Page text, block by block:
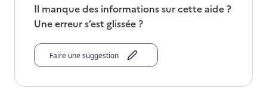
Il manque des informations sur cette aide ?
Une erreur s’est glissée ?
Faire une suggestion